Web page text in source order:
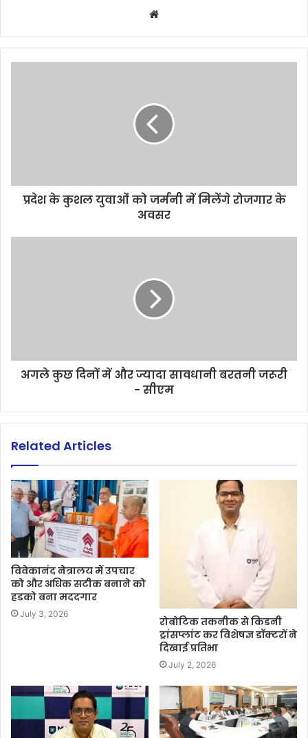
Website
प्रदेश के कुशल युवाओं को जर्मनी में मिलेंगे रोजगार के
अवसर
अगले कुछ दिनों में और ज्यादा सावधानी बरतनी जरूरी
- सीएम
Related Articles
विवेकानंद नेत्रालय में उपचार
को और अधिक सटीक बनाने को
हडको बना मददगार
July 3, 2026
रोबोटिक तकनीक से किडनी
ट्रांसप्लांट कर विशेषज्ञ डॉक्टरों ने
दिखाई प्रतिभा
July 2, 2026